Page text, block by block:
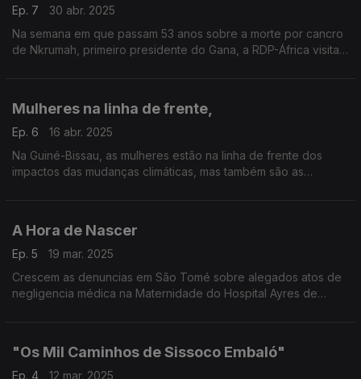
Ep. 7
30 abr. 2025
Na semana em que passam 53 anos sobre a morte por cancro
de Nkrumah, primeiro presidente do Gana, a RDP-África visita
Mulheres na linha de frente,
Ep. 6
16 abr. 2025
Na Guiné-Bissau, as mulheres estão na linha de frente dos
impactos das mudanças climáticas, mas também são as
A Hora de Nascer
Ep. 5
19 mar. 2025
Crescem as denuncias em São Tomé sobre alegados atos de
negligencia médica na Maternidade do Hospital Ayres de
"Os Mil Caminhos de Sissoco Embaló"
Ep. 4
12 mar. 2025